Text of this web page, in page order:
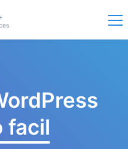
facil